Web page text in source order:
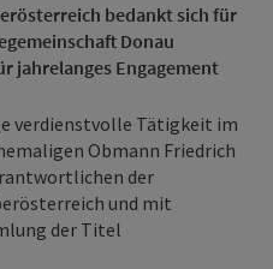
bedankt sich für
Donau
jahrelanges Engagement
verdienstvolle Tätigkeit im
Obmann Friedrich
der
und mit
der Titel